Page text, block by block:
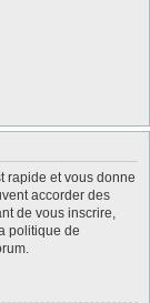
rapide et vous donne
accorder des
de vous inscrire,
politique de